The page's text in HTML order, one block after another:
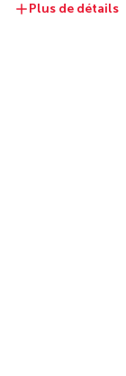
Plus de détails